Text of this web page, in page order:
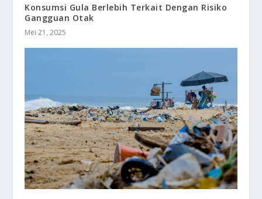
Konsumsi Gula Berlebih Terkait Dengan Risiko
Gangguan Otak
Mei 21, 2025